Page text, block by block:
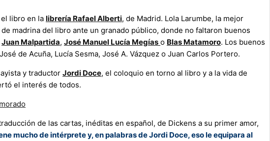
libro en la librería Rafael Alberti, de Madrid. Lola Larumbe, la mejor
madrina del libro ante un granado público, donde no faltaron buenos
Juan Malpartida, José Manuel Lucía Megías o Blas Matamoro. Los buenos
de Acuña, Lucía Sesma, José A. Vázquez o Juan Carlos Portero.
y traductor Jordi Doce, el coloquio en torno al libro y a la vida de
el interés de todos.
de las cartas, inéditas en español, de Dickens a su primer amor,
mucho de intérprete y, en palabras de Jordi Doce, eso le equipara al